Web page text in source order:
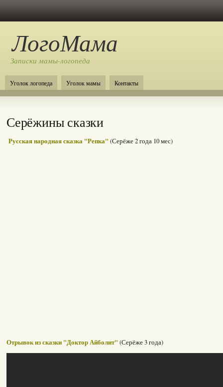
ЛогоМама
Записки мамы-логопеда
Уголок логопеда Уголок мамы Контакты
Серёжины сказки
Русская народная сказка "Репка" (Серёже 2 года 10 мес)
Отрывок из сказки "Доктор Айболит" (Серёже 3 года)